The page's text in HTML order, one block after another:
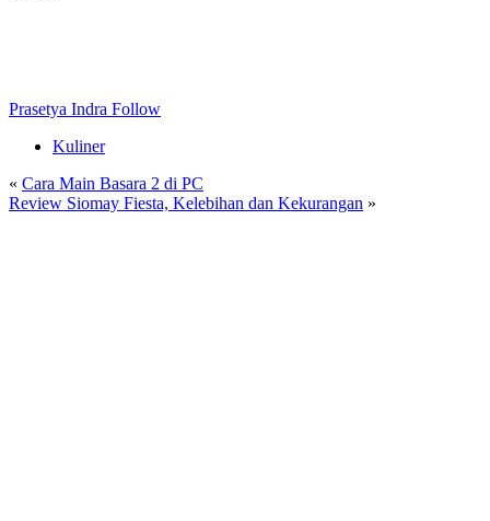
Prasetya Indra Follow
Kuliner
« Cara Main Basara 2 di PC
Review Siomay Fiesta, Kelebihan dan Kekurangan »